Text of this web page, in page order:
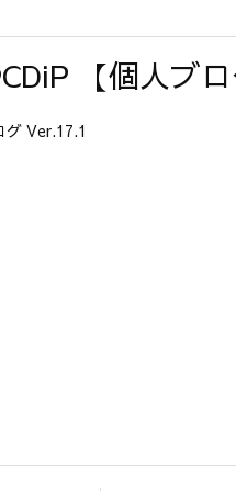
【個人ブ
グ Ver.17.1